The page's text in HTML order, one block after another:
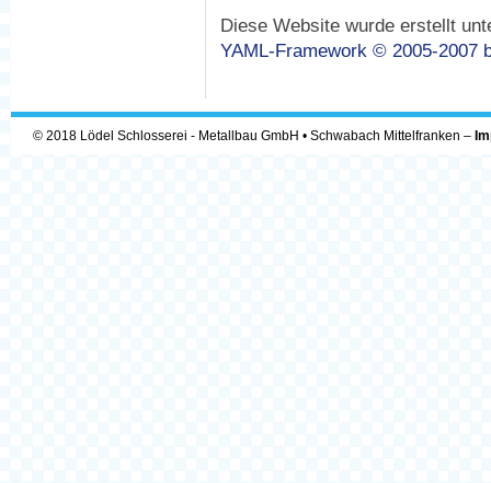
Diese Website wurde erstellt
YAML-Framework © 2005-2007
© 2018 Lödel Schlosserei - Metallbau GmbH • Schwabach Mittelfranken –